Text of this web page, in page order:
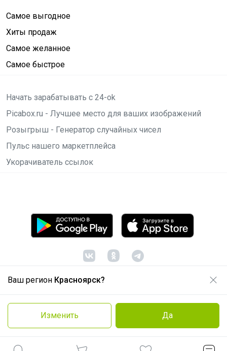
Ваш регион Красноярск?
Изменить Да
Самое выгодное
Хиты продаж
Самое желанное
Самое быстрое
Начать зарабатывать с 24-ok
Picabox.ru - Лучшее место для ваших изображений
Розыгрыш - Генератор случайных чисел
Пульс нашего маркетплейса
Укорачиватель ссылок
© ООО "Лявита", ОГРН 1122468054070, 2012 -2026
Политика конфиденциальности
Cоглашение пользователя